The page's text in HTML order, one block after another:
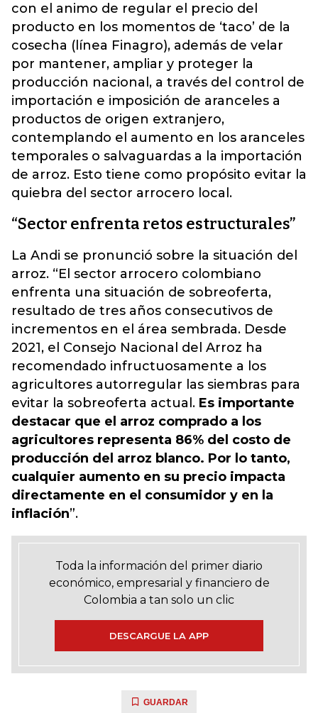
con el animo de regular el precio del
producto en los momentos de ‘taco’ de la
cosecha (línea Finagro), además de velar
por mantener, ampliar y proteger la
producción nacional, a través del control de
importación e imposición de aranceles a
productos de origen extranjero,
contemplando el aumento en los aranceles
temporales o salvaguardas a la importación
de arroz. Esto tiene como propósito evitar la
quiebra del sector arrocero local.
“Sector enfrenta retos estructurales”
La Andi se pronunció sobre la situación del
arroz. “El sector arrocero colombiano
enfrenta una situación de sobreoferta,
resultado de tres años consecutivos de
incrementos en el área sembrada. Desde
2021, el Consejo Nacional del Arroz ha
recomendado infructuosamente a los
agricultores autorregular las siembras para
evitar la sobreoferta actual. Es importante
destacar que el arroz comprado a los
agricultores representa 86% del costo de
producción del arroz blanco. Por lo tanto,
cualquier aumento en su precio impacta
directamente en el consumidor y en la
inflación”.
Toda la información del primer diario
económico, empresarial y financiero de
Colombia a tan solo un clic
DESCARGUE LA APP
GUARDAR